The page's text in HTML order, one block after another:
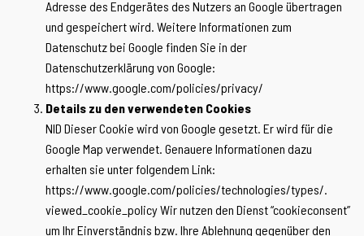
Adresse des Endgerätes des Nutzers an Google übertragen
und gespeichert wird. Weitere Informationen zum
Datenschutz bei Google finden Sie in der
Datenschutzerklärung von Google:
https://www.google.com/policies/privacy/
Details zu den verwendeten Cookies
NID Dieser Cookie wird von Google gesetzt. Er wird für die
Google Map verwendet. Genauere Informationen dazu
erhalten sie unter folgendem Link:
https://www.google.com/policies/technologies/types/.
viewed_cookie_policy Wir nutzen den Dienst “cookieconsent”
um Ihr Einverständnis bzw. Ihre Ablehnung gegenüber den